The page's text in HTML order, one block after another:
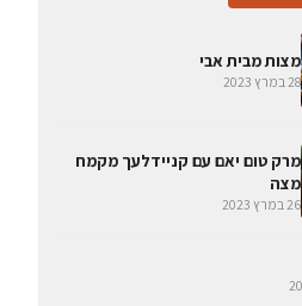
מצות מבית אבי
28 במרץ 2023
מרק טום יאם עם קניידלעך מקמח
מצה
26 במרץ 2023